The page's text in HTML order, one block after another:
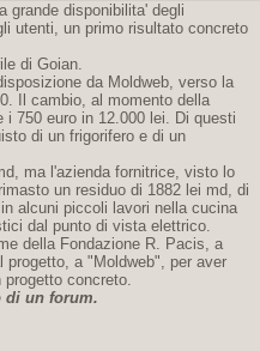
grande disponibilita' degli
utenti, un primo risultato concreto
di Goian.
da Moldweb, verso la
Il cambio, al momento della
750 euro in 12.000 lei. Di questi
di un frigorifero e di un
ma l'azienda fornitrice, visto lo
un residuo di 1882 lei md, di
alcuni piccoli lavori nella cucina
dal punto di vista elettrico.
della Fondazione R. Pacis, a
a "Moldweb", per aver
concreto.
di un forum.